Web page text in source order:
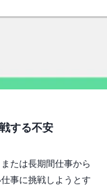
する不安
たは長期間仕事から
事に挑戦しようとす